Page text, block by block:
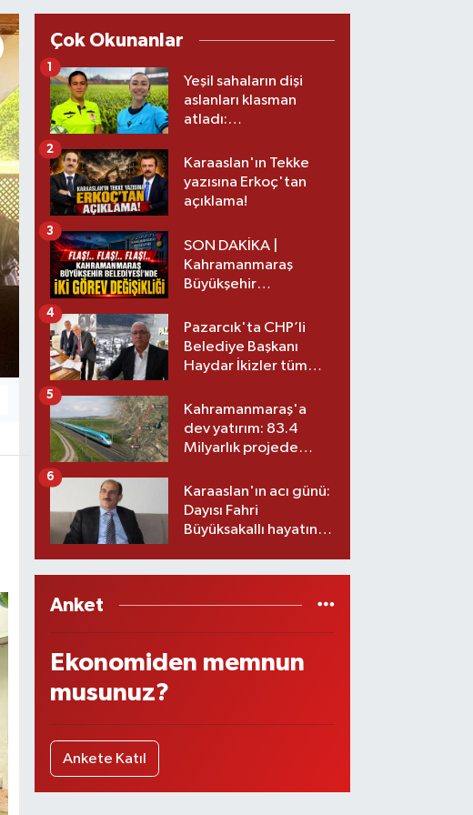
Çok Okunanlar
Yeşil sahaların dişi
aslanları klasman
atladı:
üst lige iki transfer!
1
Karaaslan'ın Tekke
yazısına Erkoç'tan
açıklama!
2
SON DAKİKA |
Kahramanmaraş
Büyükşehir
görev değişikliği!
3
Pazarcık'ta CHP’li
Belediye Başkanı
Haydar İkizler tüm
yeni partisi
4
Kahramanmaraş'a
dev yatırım: 83.4
Milyarlık projede
5
Karaaslan'ın acı günü:
Dayısı Fahri
Büyüksakallı hayatını
6
Anket
Ekonomiden memnun
musunuz?
Ankete Katıl